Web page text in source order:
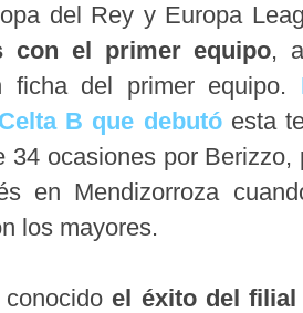
del Rey y Europa
con el primer equipo,
ficha del primer equipo.
B que debutóesta
34 ocasiones por
en Mendizorroza
los mayores.
el éxito del filial